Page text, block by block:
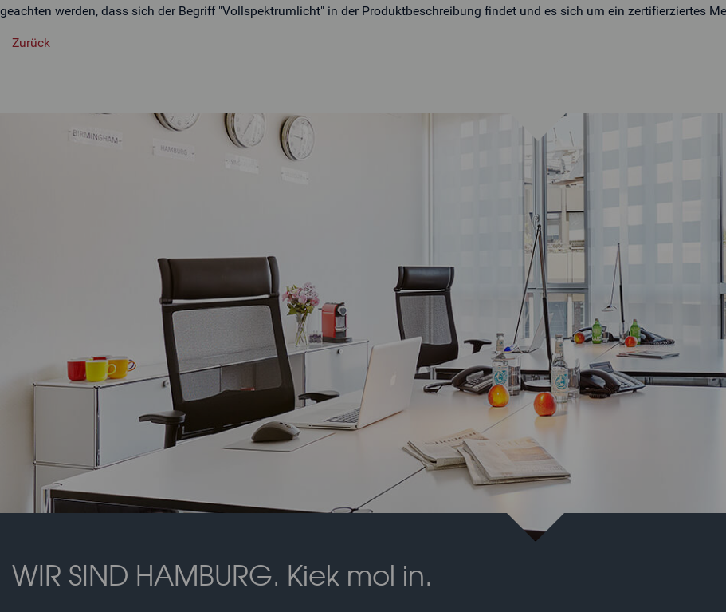
geachten werden, dass sich der Begriff "Vollspektrumlicht" in der Produktbeschreibung findet und es sich um ein zertifierziertes
Zurück
WIR SIND HAMBURG. Kiek mol in.